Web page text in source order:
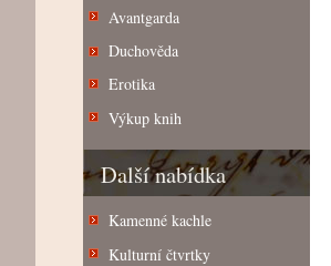
Avantgarda
Duchověda
Erotika
Výkup knih
Další nabídka
Kamenné kachle
Kulturní čtvrtky